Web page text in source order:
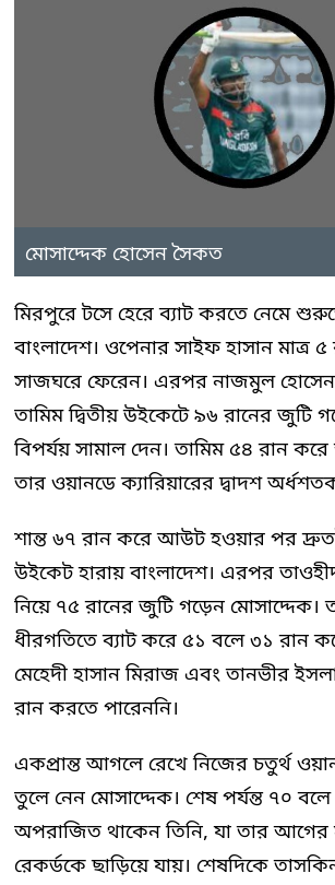
মোসাদ্দেক হোসেন সৈকত
মিরপুরে টসে হেরে ব্যাট করতে নেমে
বাংলাদেশ। ওপেনার সাইফ হাসান মাত্র
সাজঘরে ফেরেন। এরপর নাজমুল হোসেন
তামিম দ্বিতীয় উইকেটে ৯৬ রানের জুটি
বিপর্যয় সামাল দেন। তামিম ৫৪ রান
তার ওয়ানডে ক্যারিয়ারের দ্বাদশ
শান্ত ৬৭ রান করে আউট হওয়ার পর
উইকেট হারায় বাংলাদেশ। এরপর
নিয়ে ৭৫ রানের জুটি গড়েন মোসাদ্দেক।
ধীরগতিতে ব্যাট করে ৫১ বলে ৩১ রান
মেহেদী হাসান মিরাজ এবং তানভীর
রান করতে পারেননি।
একপ্রান্ত আগলে রেখে নিজের চতুর্থ
তুলে নেন মোসাদ্দেক। শেষ পর্যন্ত ৭০
অপরাজিত থাকেন তিনি, যা তার আগের
রেকর্ডকে ছাড়িয়ে যায়। শেষদিকে